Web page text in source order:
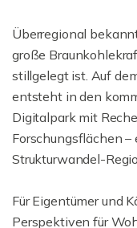
Überregional
große
stillgelegt ist. Auf
entsteht in den
Digitalpark mit
Forschungsflächen
Strukturwandel-
Für Eigentümer und
Perspektiven für